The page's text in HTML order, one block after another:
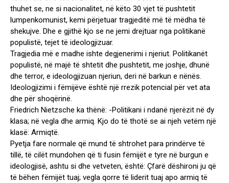
thuhet se, ne si nacionalitet, në këto 30 vjet të pushtetit
lumpenkomunist, kemi përjetuar tragjeditë më të mëdha të
shekujve. Dhe e gjithë kjo se ne jemi drejtuar nga politikanë
populistë, tejet të ideologjizuar.
Tragjedia më e madhe ishte degjenerimi i njeriut. Politikanët
populistë, në majë të shtetit dhe pushtetit, me joshje, dhunë
dhe terror, e ideologjizuan njeriun, deri në barkun e nënës.
Ideologjizimi i fëmijëve është një rrezik potencial për vet ata
dhe për shoqërinë.
Friedrich Nietzsche ka thënë: -Politikani i ndanë njerëzit në dy
klasa; në vegla dhe armiq. Kjo do të thotë se ai njeh vetëm një
klasë: Armiqtë.
Pyetja fare normale që mund të shtrohet para prindërve të
tillë, të cilët mundohen që ti fusin fëmijët e tyre në burgun e
ideologjisë, ashtu si dhe vetveten, është: Çfarë dëshironi ju që
të bëhen fëmijët tuaj; vegla qorre të liderit tuaj apo armiq të